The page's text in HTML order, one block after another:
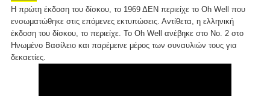
H πρώτη έκδοση του δίσκου, το 1969 ΔΕΝ περιείχε το Οh Well που
ενσωματώθηκε στις επόμενες εκτυπώσεις. Αντίθετα, η ελληνική
έκδοση του δίσκου, το περιείχε. Το Oh Well ανέβηκε στο Νο. 2 στο
Ηνωμένο Βασίλειο και παρέμεινε μέρος των συναυλιών τους για
δεκαετίες.